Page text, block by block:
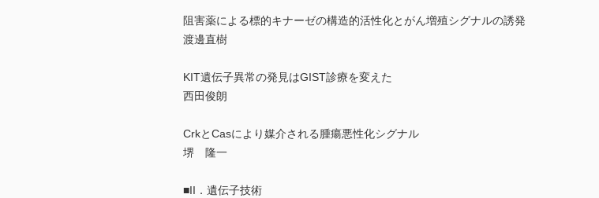
阻害薬による標的キナーゼの構造的活性化とがん増殖シグナルの誘発
渡邊直樹
KIT遺伝子異常の発見はGIST診療を変えた
西田俊朗
CrkとCasにより媒介される腫瘍悪性化シグナル
堺 隆一
■II．遺伝子技術